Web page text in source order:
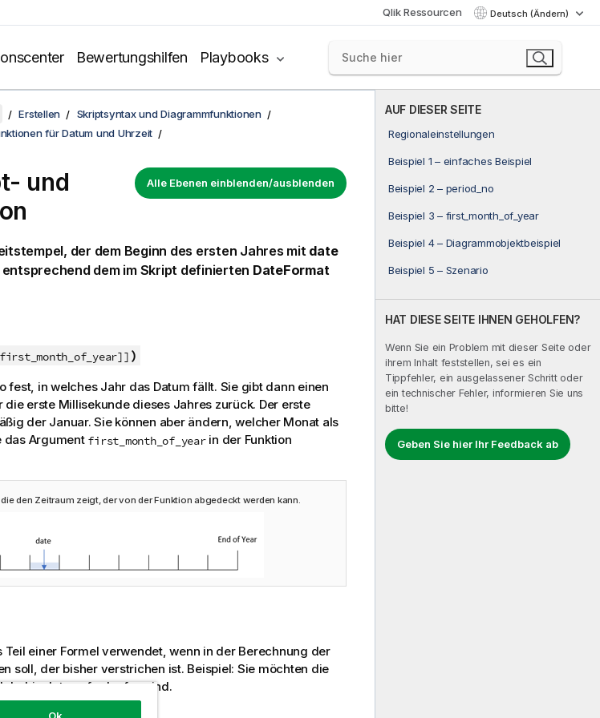
Qlik Ressourcen Deutsch (Ändern)
Bewertungshilfen Playbooks
AUF DIESER SEITE
Regionaleinstellungen
Beispiel 1 – einfaches Beispiel
Beispiel 2 – period_no
Beispiel 3 – first_month_of_year
Beispiel 4 – Diagrammobjektbeispiel
Beispiel 5 – Szenario
HAT DIESE SEITE IHNEN GEHOLFEN?
Wenn Sie ein Problem mit dieser Seite oder
ihrem Inhalt feststellen, sei es ein
Tippfehler, ein ausgelassener Schritt oder
ein technischer Fehler, informieren Sie uns
bitte!
Geben Sie hier Ihr Feedback ab
Erstellen
Skriptsyntax und Diagrammfunktionen
für Datum und Uhrzeit
Alle Ebenen einblenden/ausblenden
und
der dem Beginn des ersten Jahres mit date
dem im Skript definierten DateFormat
)
fest, in welches Jahr das Datum fällt. Sie gibt dann einen
erste Millisekunde dieses Jahres zurück. Der erste
der Januar. Sie können aber ändern, welcher Monat als
das Argument first_month_of_yearin der Funktion
, die den Zeitraum zeigt, der von der Funktion abgedeckt werden kann.
Teil einer Formel verwendet, wenn in der Berechnung der
soll, der bisher verstrichen ist. Beispiel: Sie möchten die
bis dato aufgelaufen sind.